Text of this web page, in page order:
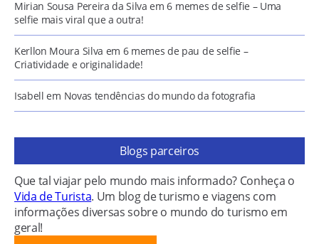
Mirian Sousa Pereira da Silva em6 memes de selfie – Uma
selfie mais viral que a outra!
Kerllon Moura Silva em 6 memes de pau de selfie –
Criatividade e originalidade!
Isabell em Novas tendências do mundo da fotografia
Blogs parceiros
Que tal viajar pelo mundo mais informado? Conheça o
Vida de Turista. Um blog de turismo e viagens com
informações diversas sobre o mundo do turismo em
geral!